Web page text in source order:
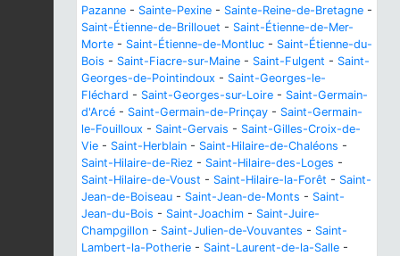
Pazanne - Sainte-Pexine - Sainte-Reine-de-Bretagne -
Saint-Étienne-de-Brillouet - Saint-Étienne-de-Mer-
Morte - Saint-Étienne-de-Montluc - Saint-Étienne-du-
Bois - Saint-Fiacre-sur-Maine - Saint-Fulgent - Saint-
Georges-de-Pointindoux - Saint-Georges-le-
Fléchard - Saint-Georges-sur-Loire - Saint-Germain-
d'Arcé - Saint-Germain-de-Prinçay - Saint-Germain-
le-Fouilloux - Saint-Gervais - Saint-Gilles-Croix-de-
Vie - Saint-Herblain - Saint-Hilaire-de-Chaléons -
Saint-Hilaire-de-Riez - Saint-Hilaire-des-Loges -
Saint-Hilaire-de-Voust - Saint-Hilaire-la-Forêt - Saint-
Jean-de-Boiseau - Saint-Jean-de-Monts - Saint-
Jean-du-Bois - Saint-Joachim - Saint-Juire-
Champgillon - Saint-Julien-de-Vouvantes - Saint-
Lambert-la-Potherie - Saint-Laurent-de-la-Salle -